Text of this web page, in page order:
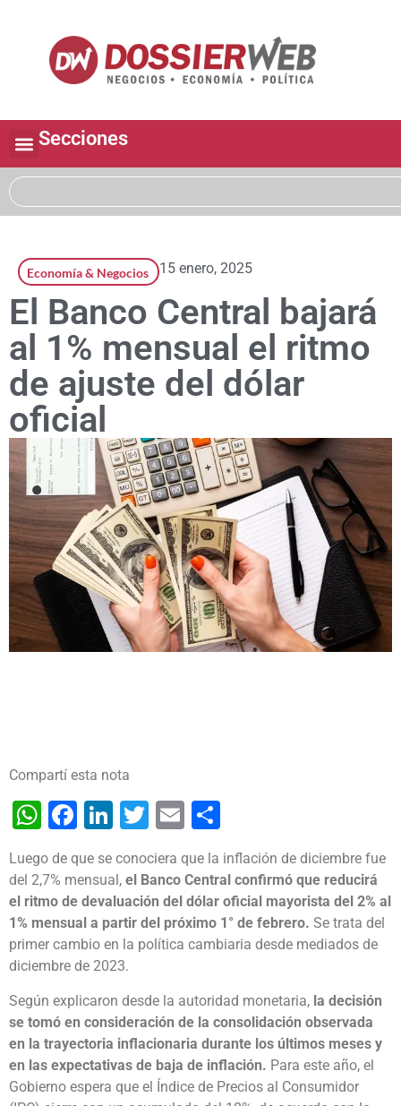
Secciones
Economía & Negocios 15 enero, 2025
El Banco Central bajará
al 1% mensual el ritmo
de ajuste del dólar
oficial
Compartí esta nota
WhatsApp
Facebook
LinkedIn
TwitterEmail
Luego de que se conociera que la inflación de diciembre fue
del 2,7% mensual, el Banco Central confirmó que reducirá
el ritmo de devaluación del dólar oficial mayorista del 2% al
1% mensual a partir del próximo 1° de febrero. Se trata del
primer cambio en la política cambiaria desde mediados de
diciembre de 2023.
Según explicaron desde la autoridad monetaria, la decisión
se tomó en consideración de la consolidación observada
en la trayectoria inflacionaria durante los últimos meses y
en las expectativas de baja de inflación. Para este año, el
Gobierno espera que el Índice de Precios al Consumidor